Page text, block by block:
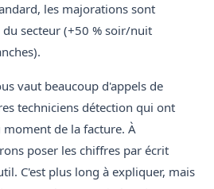
les majorations sont
secteur (+50 % soir/nuit
vaut beaucoup d'appels de
techniciens détection qui ont
de la facture. À
poser les chiffres par écrit
C'est plus long à expliquer, mais